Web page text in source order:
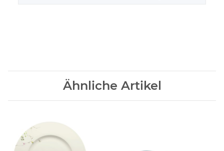
Ähnliche Artikel